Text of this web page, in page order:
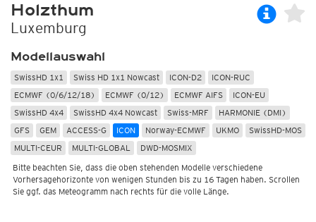
Holzthum
Luxemburg
Modellauswahl
SwissHD 1x1 Swiss HD 1x1 Nowcast ICON-D2
ICON-RUC
ECMWF (0/6/12/18)
ECMWF (0/12) ECMWF AIFS
ICON-EU
SwissHD 4x4
SwissHD 4x4 Nowcast Swiss-MRF
HARMONIE (DMI)
GFS
GEM ACCESS-G ICON Norway-ECMWF UKMO
SwissHD-MOS
MULTI-CEUR
MULTI-GLOBAL DWD-MOSMIX
Bitte beachten Sie, dass die oben stehenden Modelle verschiedene
Vorhersagehorizonte von wenigen Stunden bis zu 16 Tagen haben. Scrollen
Sie ggf. das Meteogramm nach rechts für die volle Länge.